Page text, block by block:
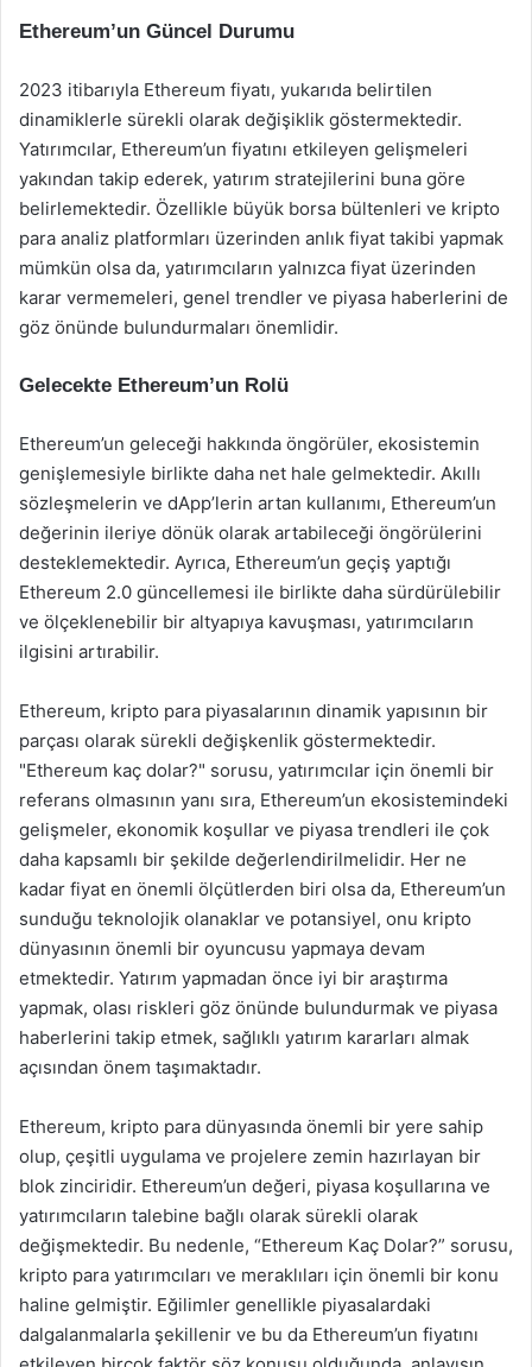
Ethereum’un Güncel Durumu
2023 itibarıyla Ethereum fiyatı, yukarıda belirtilen
dinamiklerle sürekli olarak değişiklik göstermektedir.
Yatırımcılar, Ethereum’un fiyatını etkileyen gelişmeleri
yakından takip ederek, yatırım stratejilerini buna göre
belirlemektedir. Özellikle büyük borsa bültenleri ve kripto
para analiz platformları üzerinden anlık fiyat takibi yapmak
mümkün olsa da, yatırımcıların yalnızca fiyat üzerinden
karar vermemeleri, genel trendler ve piyasa haberlerini de
göz önünde bulundurmaları önemlidir.
Gelecekte Ethereum’un Rolü
Ethereum’un geleceği hakkında öngörüler, ekosistemin
genişlemesiyle birlikte daha net hale gelmektedir. Akıllı
sözleşmelerin ve dApp’lerin artan kullanımı, Ethereum’un
değerinin ileriye dönük olarak artabileceği öngörülerini
desteklemektedir. Ayrıca, Ethereum’un geçiş yaptığı
Ethereum 2.0 güncellemesi ile birlikte daha sürdürülebilir
ve ölçeklenebilir bir altyapıya kavuşması, yatırımcıların
ilgisini artırabilir.
Ethereum, kripto para piyasalarının dinamik yapısının bir
parçası olarak sürekli değişkenlik göstermektedir.
"Ethereum kaç dolar?" sorusu, yatırımcılar için önemli bir
referans olmasının yanı sıra, Ethereum’un ekosistemindeki
gelişmeler, ekonomik koşullar ve piyasa trendleri ile çok
daha kapsamlı bir şekilde değerlendirilmelidir. Her ne
kadar fiyat en önemli ölçütlerden biri olsa da, Ethereum’un
sunduğu teknolojik olanaklar ve potansiyel, onu kripto
dünyasının önemli bir oyuncusu yapmaya devam
etmektedir. Yatırım yapmadan önce iyi bir araştırma
yapmak, olası riskleri göz önünde bulundurmak ve piyasa
haberlerini takip etmek, sağlıklı yatırım kararları almak
açısından önem taşımaktadır.
Ethereum, kripto para dünyasında önemli bir yere sahip
olup, çeşitli uygulama ve projelere zemin hazırlayan bir
blok zinciridir. Ethereum’un değeri, piyasa koşullarına ve
yatırımcıların talebine bağlı olarak sürekli olarak
değişmektedir. Bu nedenle, “Ethereum Kaç Dolar?” sorusu,
kripto para yatırımcıları ve meraklıları için önemli bir konu
haline gelmiştir. Eğilimler genellikle piyasalardaki
dalgalanmalarla şekillenir ve bu da Ethereum’un fiyatını